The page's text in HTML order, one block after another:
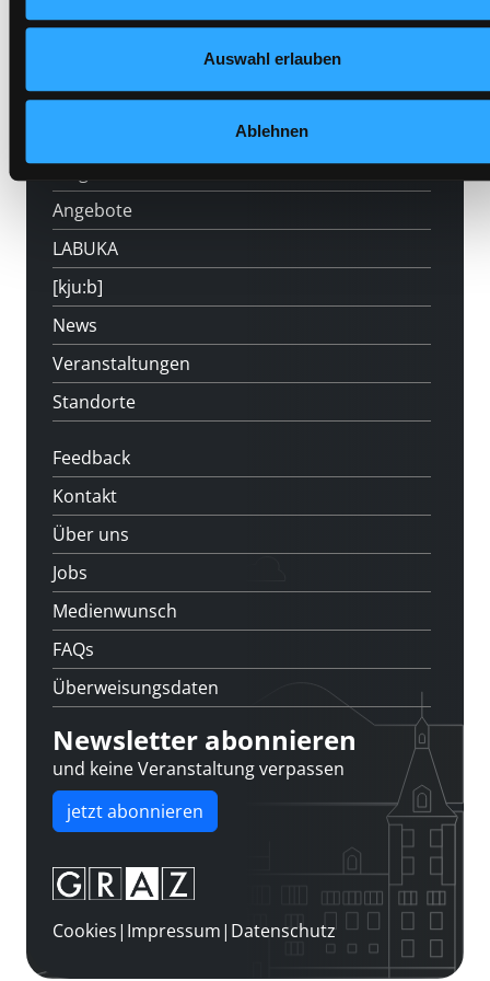
Auswahl erlauben
Ablehnen
Hotline (Mo-Fr 9 bis 17 Uhr): 0316 872-
Mitgliedschaft
Angebote
LABUKA
[kju:b]
News
Veranstaltungen
Standorte
Feedback
Kontakt
Über uns
Jobs
Medienwunsch
FAQs
Überweisungsdaten
Newsletter abonnieren
und keine Veranstaltung verpassen
jetzt abonnieren
Cookies| Impressum| Datenschutz